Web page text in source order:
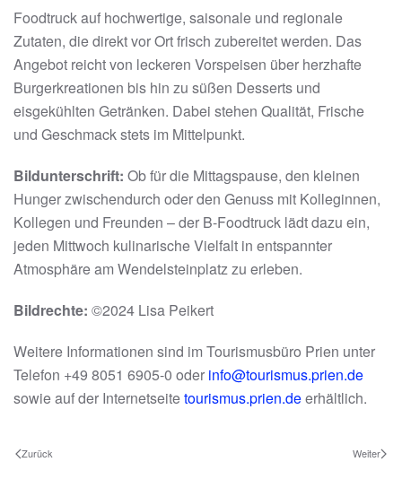
Foodtruck auf hochwertige, saisonale und regionale
Zutaten, die direkt vor Ort frisch zubereitet werden. Das
Angebot reicht von leckeren Vorspeisen über herzhafte
Burgerkreationen bis hin zu süßen Desserts und
eisgekühlten Getränken. Dabei stehen Qualität, Frische
und Geschmack stets im Mittelpunkt.
Bildunterschrift: Ob für die Mittagspause, den kleinen
Hunger zwischendurch oder den Genuss mit Kolleginnen,
Kollegen und Freunden – der B-Foodtruck lädt dazu ein,
jeden Mittwoch kulinarische Vielfalt in entspannter
Atmosphäre am Wendelsteinplatz zu erleben.
Bildrechte: ©️2024 Lisa Peikert
Weitere Informationen sind im Tourismusbüro Prien unter
Telefon +49 8051 6905-0 oder info@tourismus.prien.de
sowie auf der Internetseitetourismus.prien.deerhältlich.
Zurück Weiter